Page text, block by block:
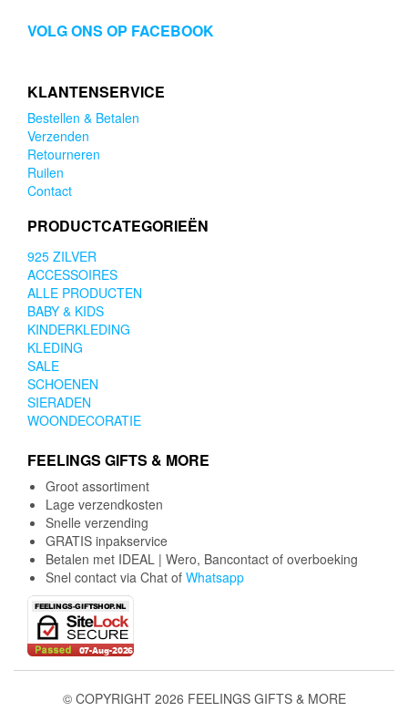
VOLG ONS OP FACEBOOK
KLANTENSERVICE
Bestellen & Betalen
Verzenden
Retourneren
Ruilen
Contact
PRODUCTCATEGORIEËN
925 ZILVER
ACCESSOIRES
ALLE PRODUCTEN
BABY & KIDS
KINDERKLEDING
KLEDING
SALE
SCHOENEN
SIERADEN
WOONDECORATIE
FEELINGS GIFTS & MORE
Groot assortiment
Lage verzendkosten
Snelle verzending
GRATIS inpakservice
Betalen met IDEAL | Wero, Bancontact of overboeking
Snel contact via Chat of Whatsapp
© COPYRIGHT 2026 FEELINGS GIFTS & MORE